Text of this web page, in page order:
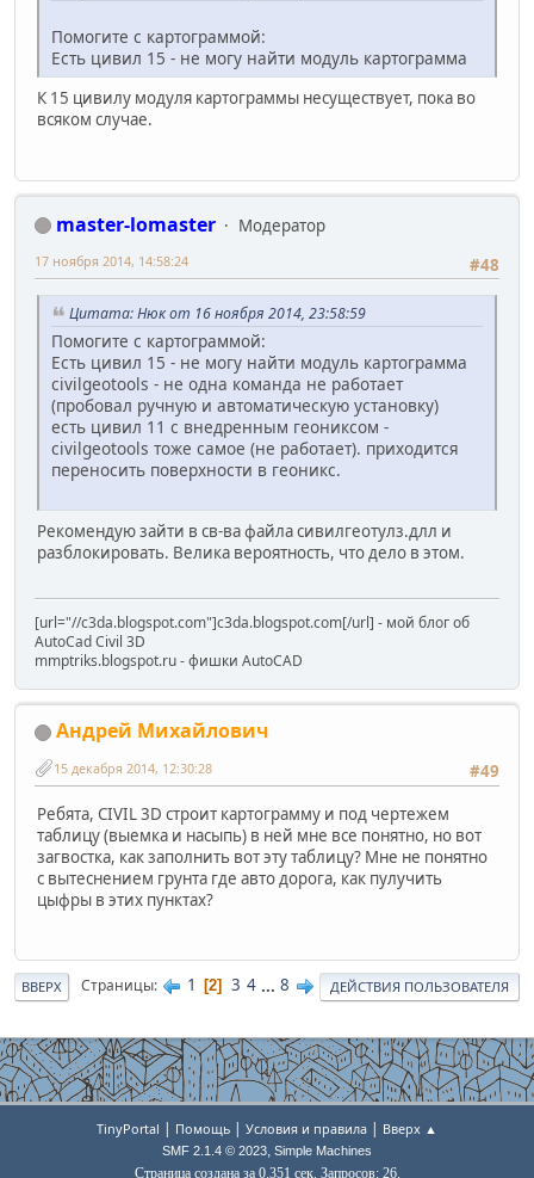
Помогите с картограммой:
Есть цивил 15 - не могу найти модуль картограмма
К 15 цивилу модуля картограммы несуществует, пока во
всяком случае.
master-lomaster
Модератор
#48
17 ноября 2014, 14:58:24
Цитата: Нюк от 16 ноября 2014, 23:58:59
Помогите с картограммой:
Есть цивил 15 - не могу найти модуль картограмма
civilgeotools - не одна команда не работает
(пробовал ручную и автоматическую установку)
есть цивил 11 с внедренным геониксом -
civilgeotools тоже самое (не работает). приходится
переносить поверхности в геоникс.
Рекомендую зайти в св-ва файла сивилгеотулз.длл и
разблокировать. Велика вероятность, что дело в этом.
[url="//c3da.blogspot.com"]c3da.blogspot.com[/url] - мой блог об
AutoCad Civil 3D
mmptriks.blogspot.ru - фишки AutoCAD
Андрей Михайлович
#49
15 декабря 2014, 12:30:28
Ребята, CIVIL 3D строит картограмму и под чертежем
таблицу (выемка и насыпь) в ней мне все понятно, но вот
загвостка, как заполнить вот эту таблицу? Мне не понятно
с вытеснением грунта где авто дорога, как пулучить
цыфры в этих пунктах?
ВВЕРХ Страницы 1 2 3 4 ... 8 ДЕЙСТВИЯ ПОЛЬЗОВАТЕЛЯ
TinyPortal | Помощь | Условия и правила | Вверх ▲
SMF 2.1.4 © 2023, Simple Machines
Страница создана за 0.351 сек. Запросов: 26.